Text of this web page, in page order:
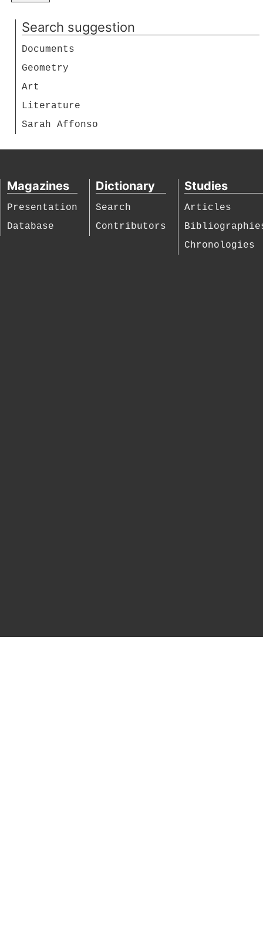
Search suggestion
Documents
Geometry
Art
Literature
Sarah Affonso
Magazines
Presentation
Database
Dictionary
Search
Contributors
Studies
Articles
Chronologies